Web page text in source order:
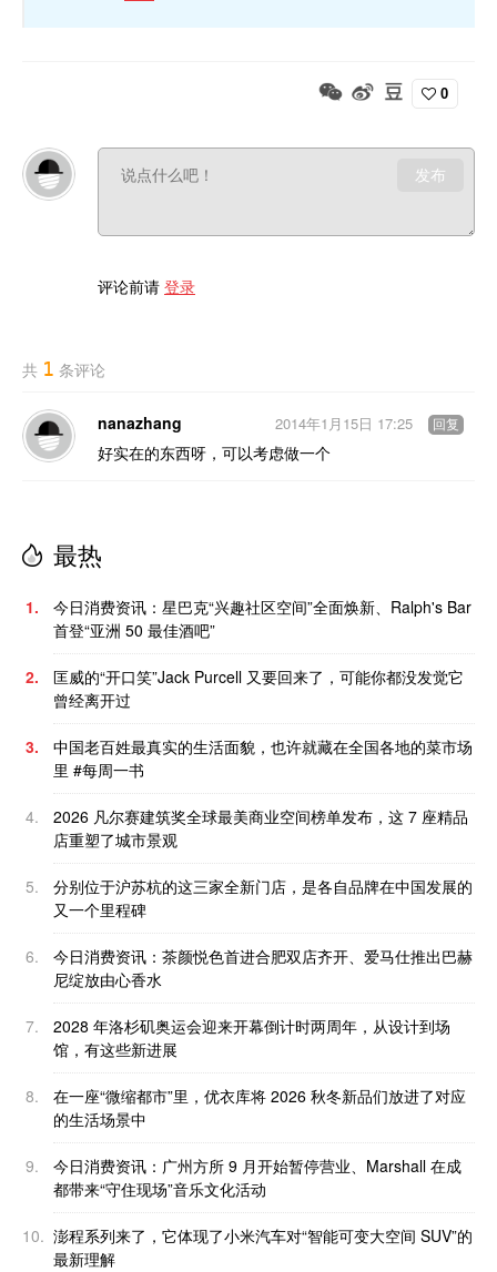
0
发布
评论前请 登录
共 1 条评论
nanazhang
好实在的东西呀，可以考虑做一个
2014年1月15日 17:25 回复
最热
1.
今日消费资讯：星巴克“兴趣社区空间”全面焕新、Ralph's Bar
首登“亚洲 50 最佳酒吧”
2.
匡威的“开口笑”Jack Purcell 又要回来了，可能你都没发觉它
曾经离开过
3.
中国老百姓最真实的生活面貌，也许就藏在全国各地的菜市场
里 #每周一书
4.
2026 凡尔赛建筑奖全球最美商业空间榜单发布，这 7 座精品
店重塑了城市景观
5.
分别位于沪苏杭的这三家全新门店，是各自品牌在中国发展的
又一个里程碑
6.
今日消费资讯：茶颜悦色首进合肥双店齐开、爱马仕推出巴赫
尼绽放由心香水
7.
2028 年洛杉矶奥运会迎来开幕倒计时两周年，从设计到场
馆，有这些新进展
8.
在一座“微缩都市”里，优衣库将 2026 秋冬新品们放进了对应
的生活场景中
9.
今日消费资讯：广州方所 9 月开始暂停营业、Marshall 在成
都带来“守住现场”音乐文化活动
10. 澎程系列来了，它体现了小米汽车对“智能可变大空间 SUV”的
最新理解